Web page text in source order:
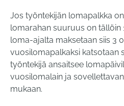
Jos työntekijän lomapalkka
lomarahan suuruus on tällöin
loma-ajalta maksetaan siis 3
vuosilomapalkaksi katsotaan
työntekijä ansaitsee
vuosilomalain ja
mukaan.